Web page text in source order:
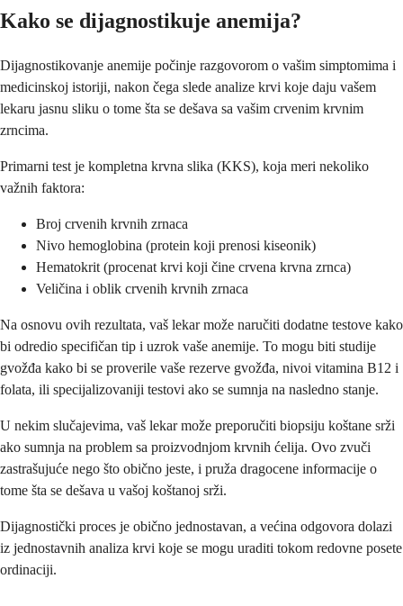
Kako se dijagnostikuje anemija?
Dijagnostikovanje anemije počinje razgovorom o vašim simptomima i
medicinskoj istoriji, nakon čega slede analize krvi koje daju vašem
lekaru jasnu sliku o tome šta se dešava sa vašim crvenim krvnim
zrncima.
Primarni test je kompletna krvna slika (KKS), koja meri nekoliko
važnih faktora:
Broj crvenih krvnih zrnaca
Nivo hemoglobina (protein koji prenosi kiseonik)
Hematokrit (procenat krvi koji čine crvena krvna zrnca)
Veličina i oblik crvenih krvnih zrnaca
Na osnovu ovih rezultata, vaš lekar može naručiti dodatne testove kako
bi odredio specifičan tip i uzrok vaše anemije. To mogu biti studije
gvožđa kako bi se proverile vaše rezerve gvožđa, nivoi vitamina B12 i
folata, ili specijalizovaniji testovi ako se sumnja na nasledno stanje.
U nekim slučajevima, vaš lekar može preporučiti biopsiju koštane srži
ako sumnja na problem sa proizvodnjom krvnih ćelija. Ovo zvuči
zastrašujuće nego što obično jeste, i pruža dragocene informacije o
tome šta se dešava u vašoj koštanoj srži.
Dijagnostički proces je obično jednostavan, a većina odgovora dolazi
iz jednostavnih analiza krvi koje se mogu uraditi tokom redovne posete
ordinaciji.